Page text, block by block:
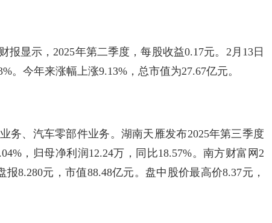
显示，2025年第二季度，每股收益0.17元。2月13日
。今年来涨幅上涨9.13%，总市值为27.67亿元。
务、汽车零部件业务。湖南天雁发布2025年第三季度
，归母净利润12.24万，同比18.57%。南方财富网2
8.280元，市值88.48亿元。盘中股价最高价8.37元，